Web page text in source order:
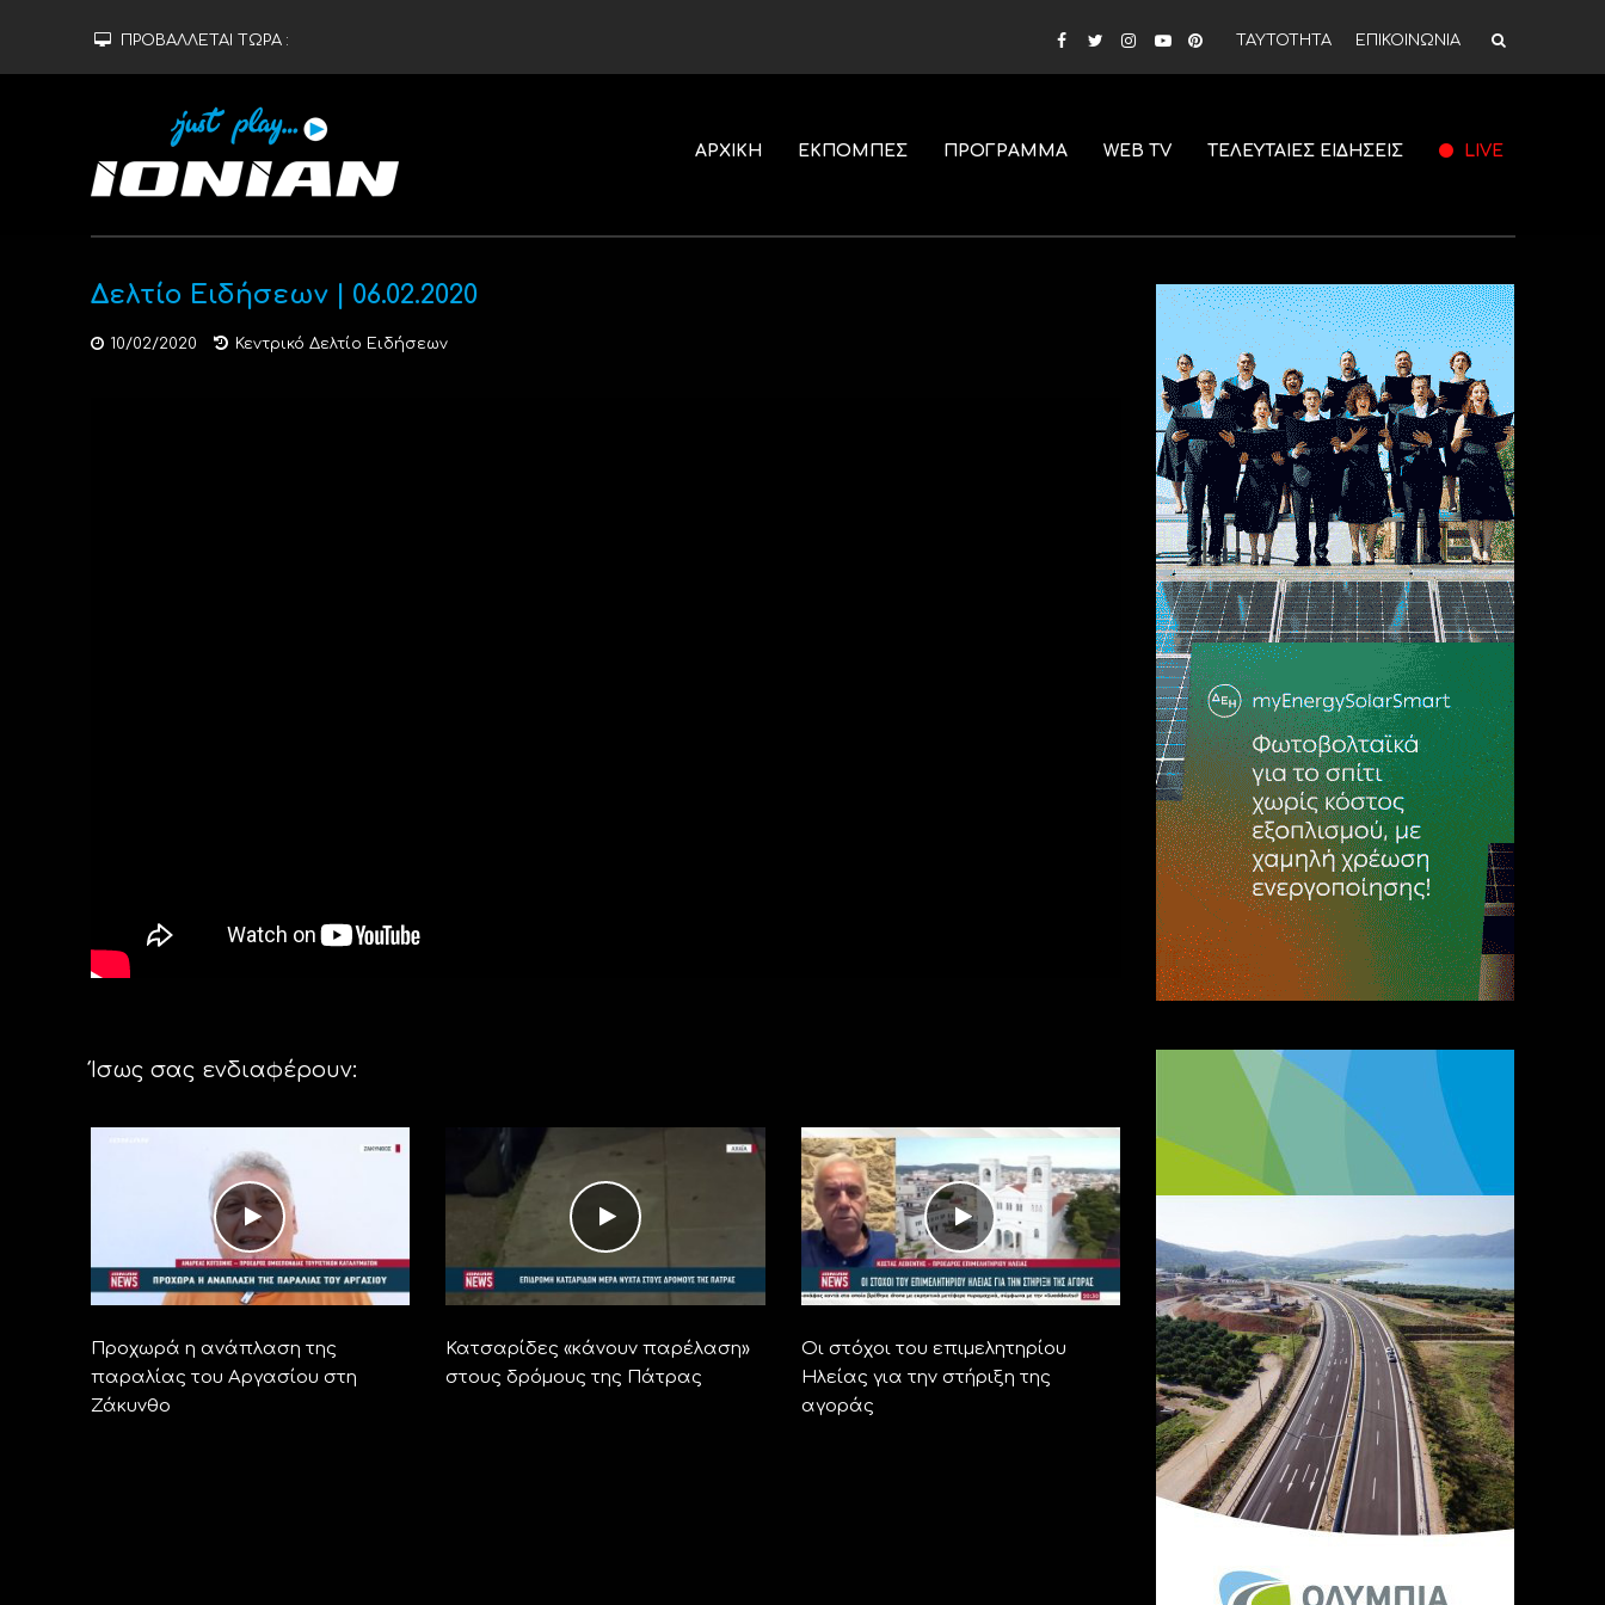
ΠΡΟΒΑΛΛΕΤΑΙ ΤΩΡΑ : ΤΑΥΤΟΤΗΤΑ ΕΠΙΚΟΙΝΩΝΙΑ
ΑΡΧΙΚΗ ΕΚΠΟΜΠΕΣ ΠΡΟΓΡΑΜΜΑ WEB TV ΤΕΛΕΥΤΑΙΕΣ ΕΙΔΗΣΕΙΣ LIVE
Δελτίο Ειδήσεων | 06.02.2020
10/02/2020 Κεντρικό Δελτίο Ειδήσεων
Ίσως σας ενδιαφέρουν:
Προχωρά η ανάπλαση της
παραλίας του Αργασίου στη
Ζάκυνθο
Κατσαρίδες «κάνουν παρέλαση»
στους δρόμους της Πάτρας
Οι στόχοι του επιμελητηρίου
Ηλείας για την στήριξη της
αγοράς